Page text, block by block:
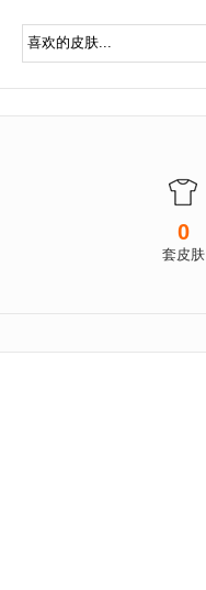
0
套皮肤